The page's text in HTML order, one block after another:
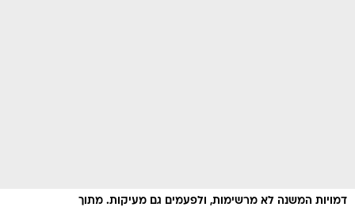
דמויות המשנה לא מרשימות, ולפעמים גם מעיקות. מתוך